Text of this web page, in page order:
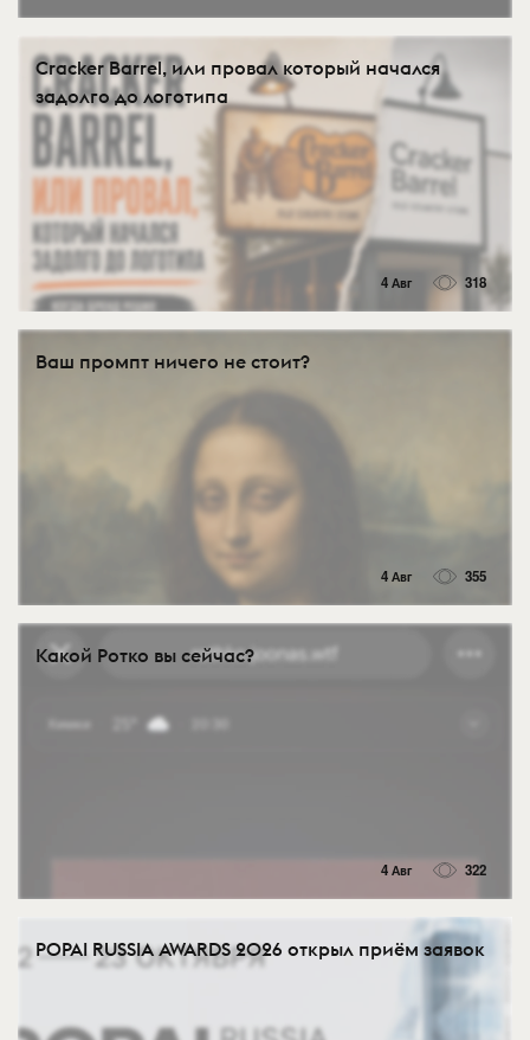
Cracker Barrel, или провал который начался
задолго до логотипа
4 Авг 318
Ваш промпт ничего не стоит?
4 Авг 355
Какой Ротко вы сейчас?
4 Авг 322
POPAI RUSSIA AWARDS 2026 открыл приём заявок